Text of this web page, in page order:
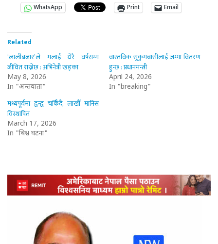
WhatsApp
Print Email
Related
‘लालीबजार’ले मलाई धेरै वर्षसम्म
जीवित राख्नेछ : अभिनेत्री खड्का
May 8, 2026
In "अन्तर्वार्ता"
वास्तविक सुकुमबासीलाई जग्गा वितरण
हुन्छ : प्रधानमन्त्री
April 24, 2026
In "breaking"
मध्यपूर्वमा द्वन्द्व चर्किँदै, लाखौँ मानिस
विस्थापित
March 17, 2026
In "बिश्व घटना"